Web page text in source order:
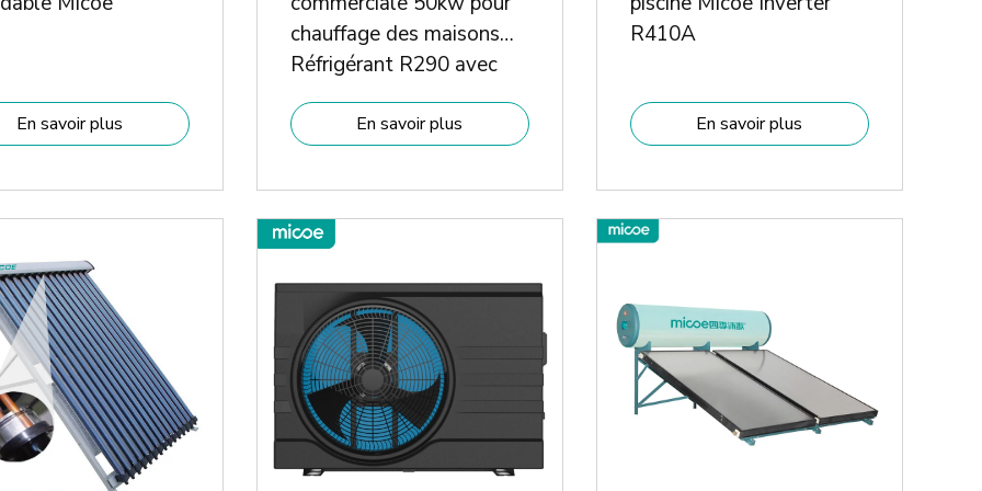
En savoir plus
chauffage des maisons
Réfrigérant R290 avec
classe A+++ ERP
En savoir plus
R410A
En savoir plus